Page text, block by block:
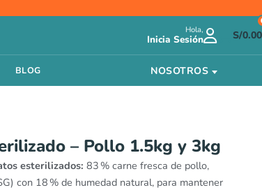
Hola,
Inicia Sesión S/0.00
BLOG NOSOTROS
– Pollo 1.5kg y 3kg
esterilizados: 83 % carne fresca de pollo,
con 18 % de humedad natural, para mantener